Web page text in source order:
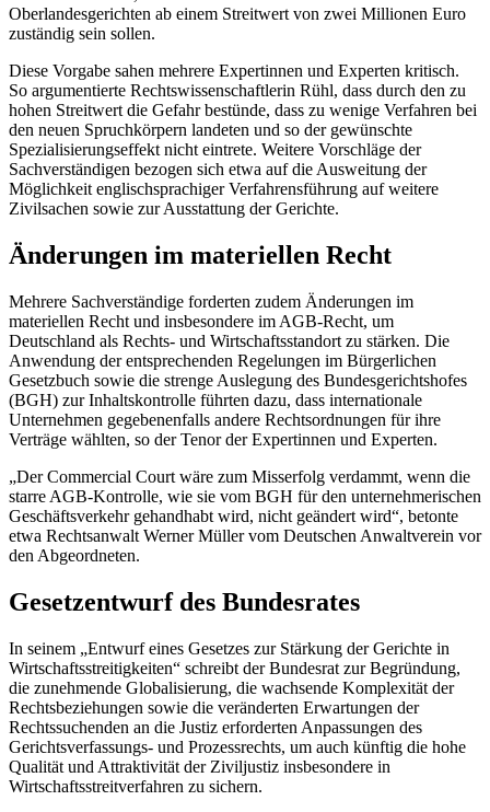
Oberlandesgerichten ab einem Streitwert von zwei Millionen Euro
zuständig sein sollen.
Diese Vorgabe sahen mehrere Expertinnen und Experten kritisch.
So argumentierte Rechtswissenschaftlerin Rühl, dass durch den zu
hohen Streitwert die Gefahr bestünde, dass zu wenige Verfahren bei
den neuen Spruchkörpern landeten und so der gewünschte
Spezialisierungseffekt nicht eintrete. Weitere Vorschläge der
Sachverständigen bezogen sich etwa auf die Ausweitung der
Möglichkeit englischsprachiger Verfahrensführung auf weitere
Zivilsachen sowie zur Ausstattung der Gerichte.
Änderungen im materiellen Recht
Mehrere Sachverständige forderten zudem Änderungen im
materiellen Recht und insbesondere im AGB-Recht, um
Deutschland als Rechts- und Wirtschaftsstandort zu stärken. Die
Anwendung der entsprechenden Regelungen im Bürgerlichen
Gesetzbuch sowie die strenge Auslegung des Bundesgerichtshofes
(BGH) zur Inhaltskontrolle führten dazu, dass internationale
Unternehmen gegebenenfalls andere Rechtsordnungen für ihre
Verträge wählten, so der Tenor der Expertinnen und Experten.
„DerCommercial Court wäre zum Misserfolg verdammt, wenn die
starre AGB-Kontrolle, wie sie vom BGH für den unternehmerischen
Geschäftsverkehr gehandhabt wird, nicht geändert wird“, betonte
etwa Rechtsanwalt Werner Müller vom Deutschen Anwaltverein vor
den Abgeordneten.
Gesetzentwurf des Bundesrates
In seinem „Entwurf eines Gesetzes zur Stärkung der Gerichte in
Wirtschaftsstreitigkeiten“ schreibt der Bundesrat zur Begründung,
die zunehmende Globalisierung, die wachsende Komplexität der
Rechtsbeziehungen sowie die veränderten Erwartungen der
Rechtssuchenden an die Justiz erforderten Anpassungen des
Gerichtsverfassungs- und Prozessrechts, um auch künftig die hohe
Qualität und Attraktivität der Ziviljustiz insbesondere in
Wirtschaftsstreitverfahren zu sichern.